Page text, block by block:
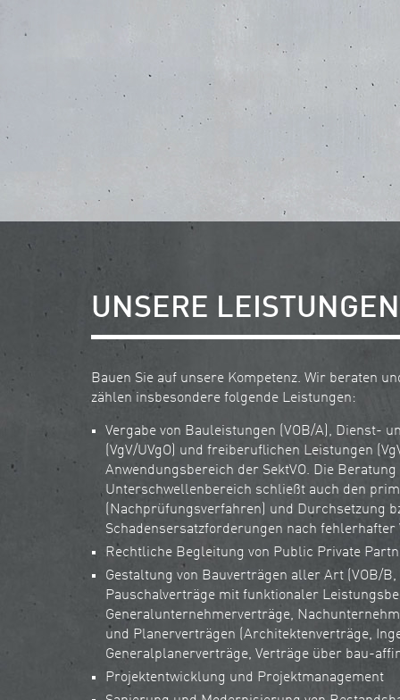
UNSERE LEISTUNGEN
Bauen Sie auf unsere Kompetenz. Wir beraten
zählen insbesondere folgende Leistungen:
Vergabe von Bauleistungen (VOB/A), Dienst-
(VgV/UVgO) und freiberuflichen Leistungen
Anwendungsbereich der SektVO. Die
Unterschwellenbereich schließt auch den
(Nachprüfungsverfahren) und Durchsetzung
Schadensersatzforderungen nach fehlerhafter
Rechtliche Begleitung von Public Private
Gestaltung von Bauverträgen aller Art (VOB/B,
Pauschalverträge mit funktionaler
Generalunternehmerverträge,
und Planerverträgen (Architektenverträge,
Generalplanerverträge, Verträge über bau-
Projektentwicklung und Projektmanagement